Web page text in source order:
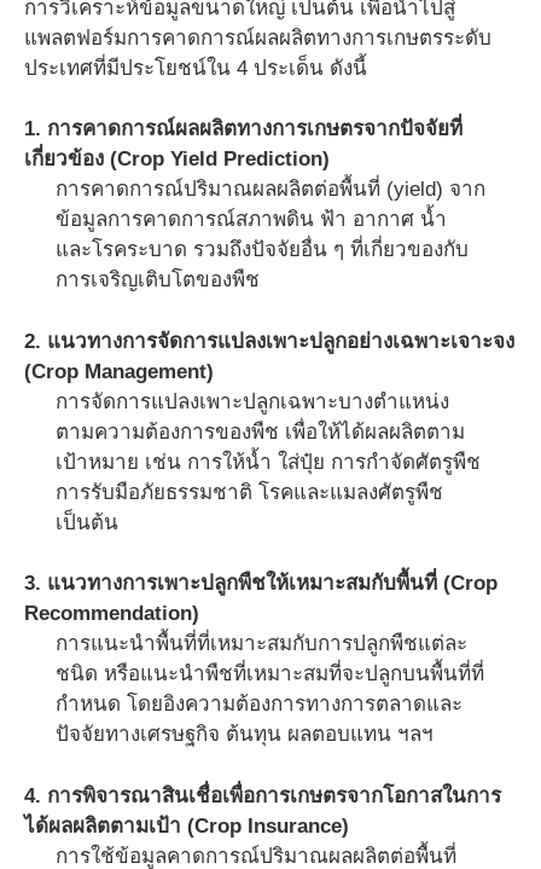
การวิเคราะห์ข้อมูลขนาดใหญ่ เป็นต้น เพื่อนำไปสู่
แพลตฟอร์มการคาดการณ์ผลผลิตทางการเกษตรระดับ
ประเทศที่มีประโยชน์ใน 4 ประเด็น ดังนี้
1. การคาดการณ์ผลผลิตทางการเกษตรจากปัจจัยที่
เกี่ยวข้อง (Crop Yield Prediction)
การคาดการณ์ปริมาณผลผลิตต่อพื้นที่ (yield) จาก
ข้อมูลการคาดการณ์สภาพดิน ฟ้า อากาศ น้ำ
และโรคระบาด รวมถึงปัจจัยอื่น ๆ ที่เกี่ยวของกับ
การเจริญเติบโตของพืช
2. แนวทางการจัดการแปลงเพาะปลูกอย่างเฉพาะเจาะจง
(Crop Management)
การจัดการแปลงเพาะปลูกเฉพาะบางตำแหน่ง
ตามความต้องการของพืช เพื่อให้ได้ผลผลิตตาม
เป้าหมาย เช่น การให้น้ำ ใส่ปุ๋ย การกำจัดศัตรูพืช
การรับมือภัยธรรมชาติ โรคและแมลงศัตรูพืช
เป็นต้น
3. แนวทางการเพาะปลูกพืชให้เหมาะสมกับพื้นที่ (Crop
Recommendation)
การแนะนำพื้นที่ที่เหมาะสมกับการปลูกพืชแต่ละ
ชนิด หรือแนะนำพืชที่เหมาะสมที่จะปลูกบนพื้นที่ที่
กำหนด โดยอิงความต้องการทางการตลาดและ
ปัจจัยทางเศรษฐกิจ ต้นทุน ผลตอบแทน ฯลฯ
4. การพิจารณาสินเชื่อเพื่อการเกษตรจากโอกาสในการ
ได้ผลผลิตตามเป้า (Crop Insurance)
การใช้ข้อมูลคาดการณ์ปริมาณผลผลิตต่อพื้นที่